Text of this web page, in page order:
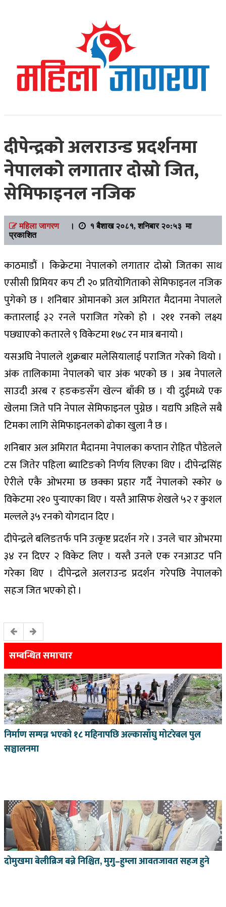
Mahilajagaran
दीपेन्द्रको अलराउन्ड प्रदर्शनमा
नेपालको लगातार दोस्रो जित,
सेमिफाइनल नजिक
महिला जागरण।
१ बैशाख २०८१, शनिबार २०:५३ मा
प्रकाशित
काठमाडौं । किक्रेटमा नेपालको लगातार दोस्रो जितका साथ
एसीसी प्रिमियर कप टी २० प्रतियोगिताको सेमिफाइनल नजिक
पुगेको छ । शनिबार ओमानको अल अमिरात मैदानमा नेपालले
कतारलाई ३२ रनले पराजित गरेको हो । २११ रनको लक्ष्य
पछ्याएको कतारले ९ विकेटमा १७८ रन मात्र बनायो ।
यसअघि नेपालले शुक्रबार मलेसियालाई पराजित गरेको थियो ।
अंक तालिकामा नेपालको चार अंक भएको छ । अब नेपालले
साउदी अरब र हङकङसँग खेल्न बाँकी छ । यी दुईमध्ये एक
खेलमा जिते पनि नेपाल सेमिफाइनल पुग्नेछ । यद्यपि अहिले सबै
टिमका लागि सेमिफाइनलको ढोका खुला नै छ ।
शनिबार अल अमिरात मैदानमा नेपालका कप्तान रोहित पौडेलले
टस जितेर पहिला ब्याटिङको निर्णय लिएका थिए । दीपेन्द्रसिंह
ऐरीले एकै ओभरमा छ छक्का प्रहार गर्दै नेपालको स्कोर ७
विकेटमा २१० पुर्‍याएका थिए । यस्तै आसिफ शेखले ५२ र कुशल
मल्लले ३५ रनको योगदान दिए ।
दीपेन्द्रले बलिङतर्फ पनि उत्कृष्ट प्रदर्शन गरे । उनले चार ओभरमा
३४ रन दिएर २ विकेट लिए । यस्तै उनले एक रनआउट पनि
गरेका थिए । दीपेन्द्रले अलराउन्ड प्रदर्शन गरेपछि नेपालको
सहज जित भएको हो ।
सम्बन्धित समाचार
निर्माण सम्पन्न भएको १८ महिनापछि अल्कासाँघु मोटरेबल पुल
सञ्चालनमा
दोमुखमा बेलीब्रिज बन्ने निश्चित, मुगु–हुम्ला आवतजावत सहज हुने